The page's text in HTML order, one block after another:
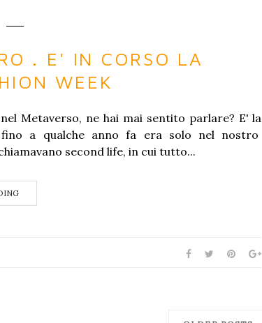
. E' IN CORSO LA
WEEK
Metaverso, ne hai mai sentito parlare? E' la
a qualche anno fa era solo nel nostro
second life, in cui tutto...